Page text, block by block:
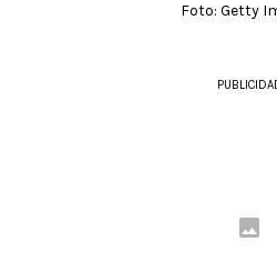
Foto: Getty